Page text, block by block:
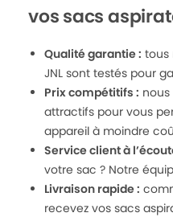
vos sacs
Qualité garantie : tous
JNL sont testés pour
Prix compétitifs :
attractifs pour vous
appareil à moindre
Service client à
votre sac ? Notre
Livraison rapide :
recevez vos sacs